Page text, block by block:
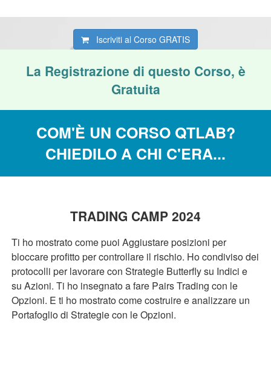
Iscriviti al Corso GRATIS
La Registrazione di questo Corso, è
Gratuita
COM'È UN CORSO QTLAB?
CHIEDILO A CHI C'ERA...
TRADING CAMP 2024
Ti ho mostrato come puoi Aggiustare posizioni per
bloccare profitto per controllare il rischio. Ho condiviso dei
protocolli per lavorare con Strategie Butterfly su Indici e
su Azioni. Ti ho insegnato a fare Pairs Trading con le
Opzioni. E ti ho mostrato come costruire e analizzare un
Portafoglio di Strategie con le Opzioni.